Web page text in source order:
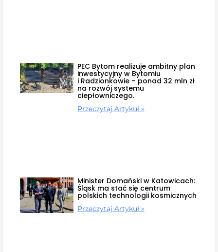
PEC Bytom realizuje ambitny plan
inwestycyjny w Bytomiu
i Radzionkowie – ponad 32 mln zł
na rozwój systemu
ciepłowniczego.
Przeczytaj Artykuł »
Minister Domański w Katowicach:
Śląsk ma stać się centrum
polskich technologii kosmicznych
Przeczytaj Artykuł »